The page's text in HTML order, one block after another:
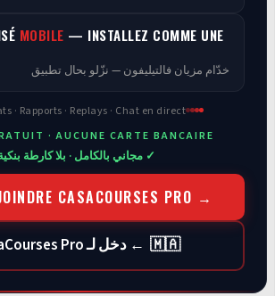
MOBILE — INSTALLEZ COMME UNE
خدّام مزيان فالتيليفون — نزّلو بحال تطبيق
· Rapports · Replays · Chat en direct
· AUCUNE CARTE BANCAIRE
✓ مجاني بالكامل · بلا كارطة
CASACOURSES PRO →
🇲🇦 ← دخل لـ CasaCourses Pro